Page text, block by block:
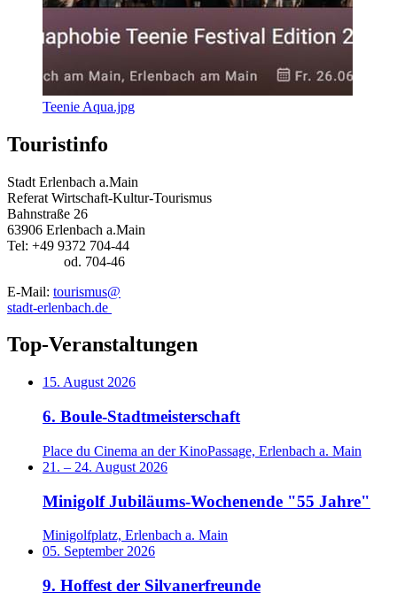
Teenie Aqua.jpg
Touristinfo
Stadt Erlenbach a.Main
Referat Wirtschaft-Kultur-Tourismus
Bahnstraße 26
63906 Erlenbach a.Main
Tel: +49 9372 704-44
od. 704-46
E-Mail: tourismus@
stadt-erlenbach.de
Top-Veranstaltungen
15. August 2026
6. Boule-Stadtmeisterschaft
Place du Cinema an der KinoPassage, Erlenbach a. Main
21. – 24. August 2026
Minigolf Jubiläums-Wochenende "55 Jahre"
Minigolfplatz, Erlenbach a. Main
05. September 2026
9. Hoffest der Silvanerfreunde